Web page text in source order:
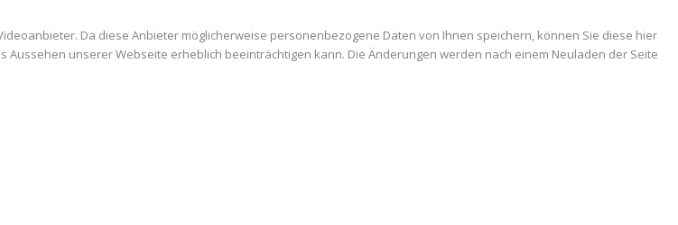
Da diese Anbieter möglicherweise personenbezogene Daten von Ihnen speichern, können Sie diese hier
unserer Webseite erheblich beeinträchtigen kann. Die Änderungen werden nach einem Neuladen der Seite